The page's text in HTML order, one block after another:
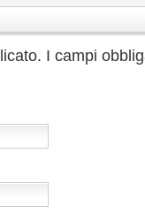
I campi